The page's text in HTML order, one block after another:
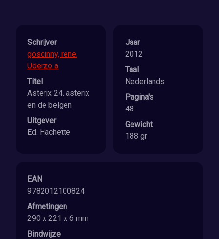
Schrijver
goscinny, rene,
Uderzo a
Titel
Asterix 24. asterix
en de belgen
Uitgever
Ed. Hachette
Jaar
2012
Taal
Nederlands
Pagina's
48
Gewicht
188 gr
EAN
9782012100824
Afmetingen
290 x 221 x 6 mm
Bindwijze